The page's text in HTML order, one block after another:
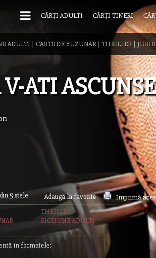
CĂRȚI ADULTI CĂRȚI TINERI
ADULTI CARTE DE BUZUNAR| THRILLER|
ATI
5 stele Adaugă la favorite
Imprimă
THRILLER
FICTIUNE ADULTI
în formatele: